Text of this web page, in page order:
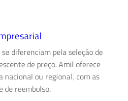
diferenciam pela seleção de
de preço. Amil oferece
nacional ou regional, com as
de reembolso.